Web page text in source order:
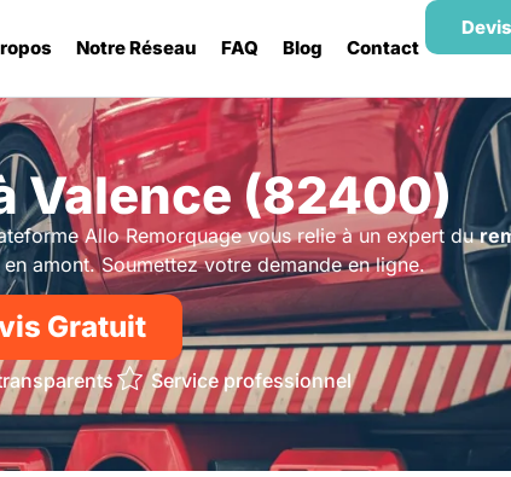
Notre Réseau FAQ Blog Contact
Valence (82400)
Allo Remorquage vous relie à un expert du
amont. Soumettez votre demande en ligne.
Gratuit
Service professionnel